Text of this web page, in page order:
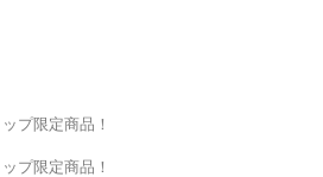
プ限定商品！
プ限定商品！